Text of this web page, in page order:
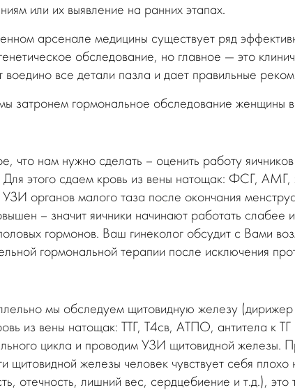
или их выявление на ранних этапах.
арсенале медицины существует ряд
обследование, но главное — это
воедино все детали пазла и дает правильные
затронем гормональное обследование женщины в
что нам нужно сделать – оценить работу
Для этого сдаем кровь из вены натощак: ФСГ, АМГ,
органов малого таза после окончания
– значит яичники начинают работать слабее
гормонов. Ваш гинеколог обсудит с Вами
гормональной терапии после исключения
мы обследуем щитовидную железу
из вены натощак: ТТГ, Т4св, АТПО, антитела к ТГ
цикла и проводим УЗИ щитовидной железы.
щитовидной железы человек чувствует себя
отечность, лишний вес, сердцебиение и т.д.), это